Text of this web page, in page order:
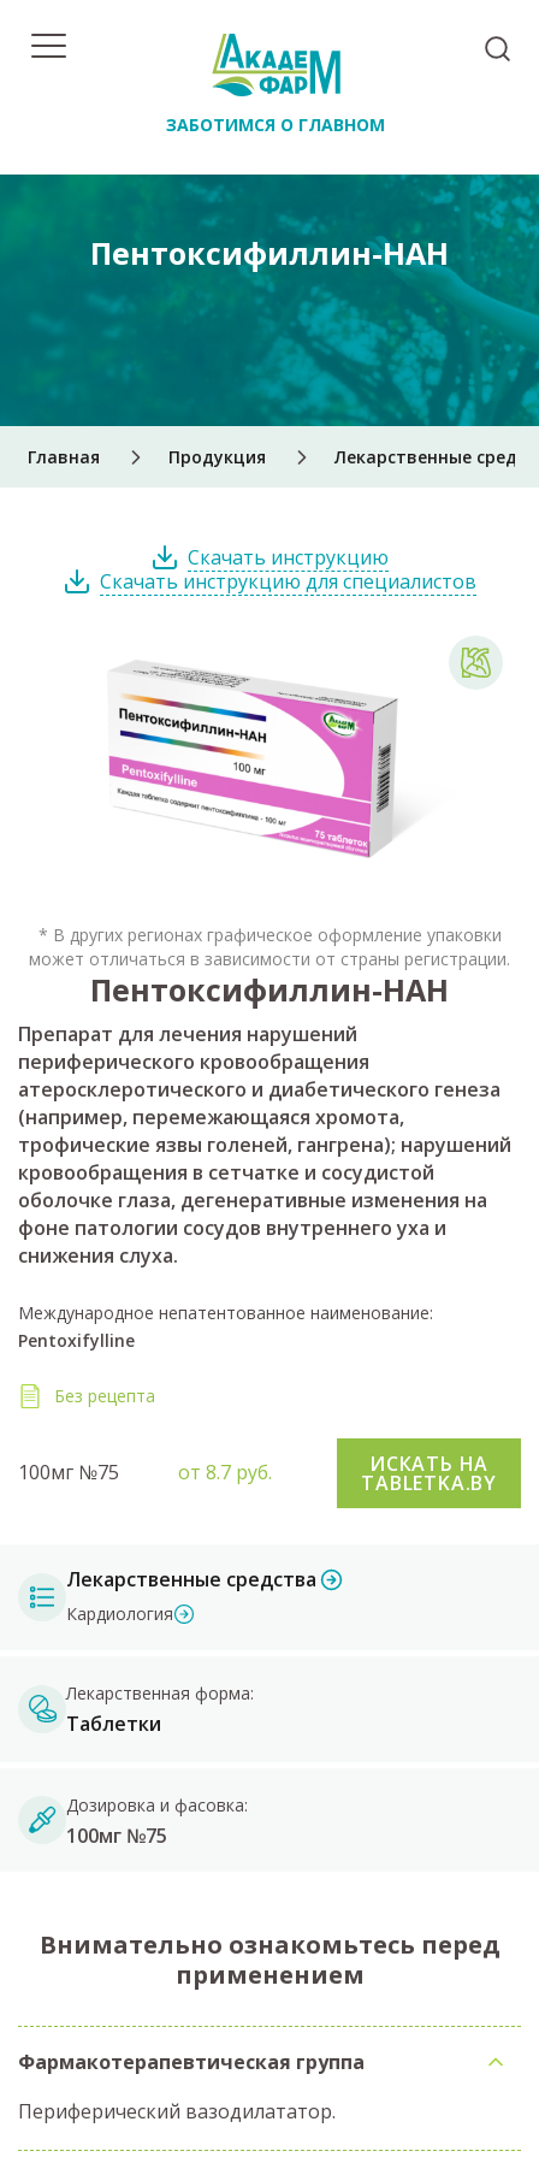
ЗАБОТИМСЯ О ГЛАВНОМ
Главная Продукция Лекарственные
Пентоксифиллин-НАН
Скачать инструкцию
Скачать инструкцию для специалистов
* В других регионах графическое оформление упаковки
может отличаться в зависимости от страны регистрации.
Пентоксифиллин-НАН
Препарат для лечения нарушений
периферического кровообращения
атеросклеротического и диабетического генеза
(например, перемежающаяся хромота,
трофические язвы голеней, гангрена); нарушений
кровообращения в сетчатке и сосудистой
оболочке глаза, дегенеративные изменения на
фоне патологии сосудов внутреннего уха и
снижения слуха.
Международное непатентованное наименование:
Pentoxifylline
Без рецепта
100мг №75 от 8.7 руб. ИСКАТЬ НА
TABLETKA.BY
Лекарственные средства
Кардиология
Лекарственная форма:
Таблетки
Дозировка и фасовка:
100мг №75
Внимательно ознакомьтесь перед
применением
Фармакотерапевтическая группа
Периферический вазодилататор.